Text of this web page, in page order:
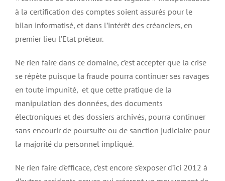
à la certification des comptes soient assurés pour le
bilan informatisé, et dans l’intérêt des créanciers, en
premier lieu l’Etat prêteur.
Ne rien faire dans ce domaine, c’est accepter que la crise
se répète puisque la fraude pourra continuer ses ravages
en toute impunité, et que cette pratique de la
manipulation des données, des documents
électroniques et des dossiers archivés, pourra continuer
sans encourir de poursuite ou de sanction judiciaire pour
la majorité du personnel impliqué.
Ne rien faire d’efficace, c’est encore s’exposer d’ici 2012 à